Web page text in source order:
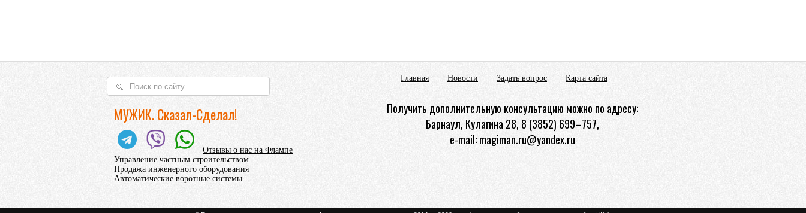
МУЖИК. Сказал-Сделал!
Отзывы о нас на Флампе
Управление частным строительством
Продажа инженерного оборудования
Автоматические воротные системы
Главная Новости Задать вопрос Карта сайта
Получить дополнительную консультацию можно по адресу:
Барнаул, Кулагина 28, 8 (3852) 699–757,
e-mail: magiman.ru@yandex.ru